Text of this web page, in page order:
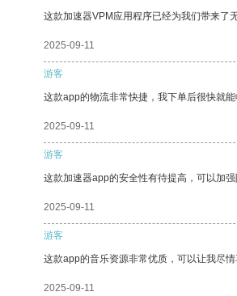
这款加速器VPM应用程序已经为我们带来了
2025-09-11
游客
这款app的物流非常快捷，我下单后很快就能
2025-09-11
游客
这款加速器app的安全性有待提高，可以加
2025-09-11
游客
这款app的音乐资源非常优质，可以让我尽情
2025-09-11